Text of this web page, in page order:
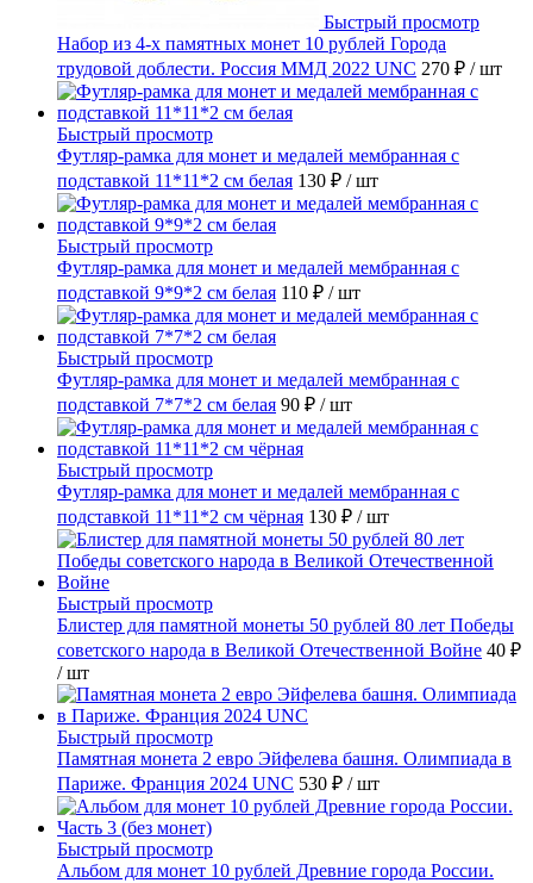
Быстрый просмотр
Набор из 4-х памятных монет 10 рублей Города
трудовой доблести. Россия ММД 2022 UNC 270 ₽ / шт
Быстрый просмотр
Футляр-рамка для монет и медалей мембранная с
подставкой 11*11*2 см белая 130 ₽ / шт
Быстрый просмотр
Футляр-рамка для монет и медалей мембранная с
подставкой 9*9*2 см белая 110 ₽ / шт
Быстрый просмотр
Футляр-рамка для монет и медалей мембранная с
подставкой 7*7*2 см белая 90 ₽ / шт
Быстрый просмотр
Футляр-рамка для монет и медалей мембранная с
подставкой 11*11*2 см чёрная 130 ₽ / шт
Быстрый просмотр
Блистер для памятной монеты 50 рублей 80 лет Победы
советского народа в Великой Отечественной Войне 40 ₽
/ шт
Быстрый просмотр
Памятная монета 2 евро Эйфелева башня. Олимпиада в
Париже. Франция 2024 UNC 530 ₽ / шт
Быстрый просмотр
Альбом для монет 10 рублей Древние города России.